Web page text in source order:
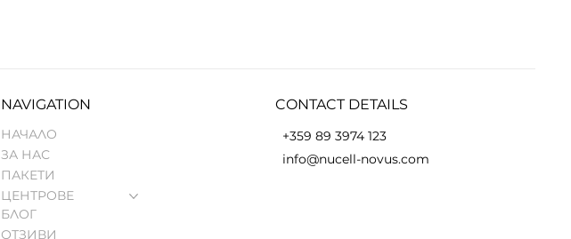
CONTACT DETAILS
+359 89 3974 123
info@nucell-novus.com
NAVIGATION
НАЧАЛО
ЗА НАС
ПАКЕТИ
ЦЕНТРОВЕ
БЛОГ
ОТЗИВИ